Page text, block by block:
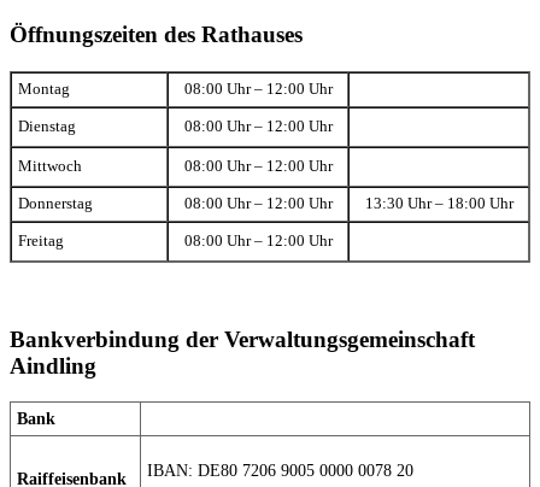
Öffnungszeiten des Rathauses
Montag 08:00 Uhr – 12:00 Uhr
Dienstag 08:00 Uhr – 12:00 Uhr
Mittwoch 08:00 Uhr – 12:00 Uhr
Donnerstag 08:00 Uhr – 12:00 Uhr 13:30 Uhr – 18:00 Uhr
Freitag 08:00 Uhr – 12:00 Uhr
Bankverbindung der Verwaltungsgemeinschaft
Aindling
Bank
Raiffeisenbank IBAN: DE80 7206 9005 0000 0078 20